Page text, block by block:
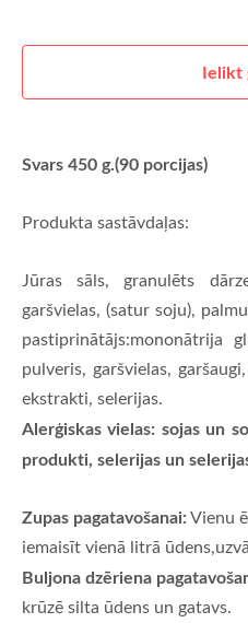
Ielikt
Svars 450 g.(90 porcijas)
Produkta sastāvdaļas:
Jūras sāls, granulēts
garšvielas, (satur soju),
pastiprinātājs:mononātrija
pulveris, garšvielas,
ekstrakti, selerijas.
Alerģiskas vielas: sojas un
produkti, selerijas un
Zupas pagatavošanai:Vienu
iemaisīt vienā litrā
Buljona dzēriena
krūzē silta ūdens un gatavs.